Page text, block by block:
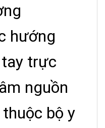
hướng
trực
nguồn
bộ y